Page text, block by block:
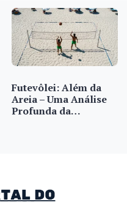
Futevôlei: Além da
Areia – Uma Análise
Profunda da…